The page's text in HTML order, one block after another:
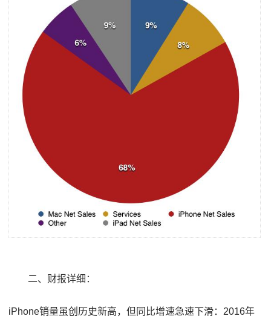
二、财报详细：
iPhone销量虽创历史新高，但同比增速急速下滑：2016年